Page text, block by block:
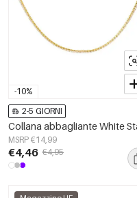
-10%
2-5 GIORNI
MSRP €14,99
€4,46 €4,95